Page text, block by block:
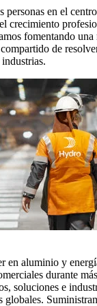
personas en el
crecimiento
fomentando
de
en aluminio y
durante
soluciones e
globales.